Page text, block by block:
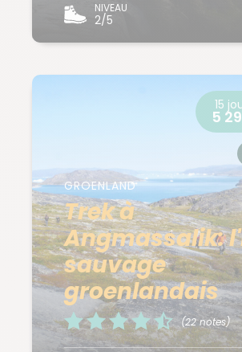
NIVEAU
2/5
GROENLAND
Trek à
Angmassalik:
sauvage
groenlandais
(22 notes)
15
5